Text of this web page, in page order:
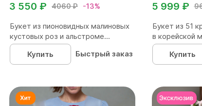
4060 ₽ -13%
3 550 ₽
Букет из пионовидных малиновых
кустовых роз и альстроме...
Купить
Быстрый заказ
5 999 ₽
Букет из 51
в корейской
Купить